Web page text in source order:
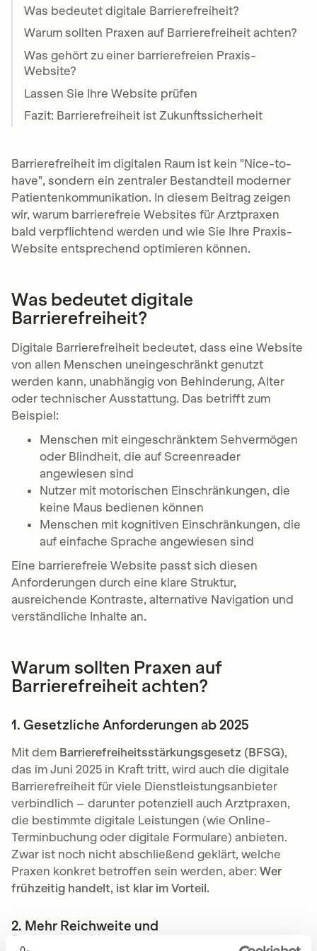
Basis mittlere vierstellige Beträge kosten – ist
aber eine Investition in Zukunftssicherheit.
Was bedeutet digitale Barrierefreiheit?
Warum sollten Praxen auf Barrierefreiheit achten?
Was gehört zu einer barrierefreien Praxis-
Website?
Lassen Sie Ihre Website prüfen
Fazit: Barrierefreiheit ist Zukunftssicherheit
Barrierefreiheit im digitalen Raum ist kein "Nice-to-
have", sondern ein zentraler Bestandteil moderner
Patientenkommunikation. In diesem Beitrag zeigen
wir, warum barrierefreie Websites für Arztpraxen
bald verpflichtend werden und wie Sie Ihre Praxis-
Website entsprechend optimieren können.
Was bedeutet digitale
Barrierefreiheit?
Digitale Barrierefreiheit bedeutet, dass eine Website
von allen Menschen uneingeschränkt genutzt
werden kann, unabhängig von Behinderung, Alter
oder technischer Ausstattung. Das betrifft zum
Beispiel:
Menschen mit eingeschränktem Sehvermögen
oder Blindheit, die auf Screenreader
angewiesen sind
Nutzer mit motorischen Einschränkungen, die
keine Maus bedienen können
Menschen mit kognitiven Einschränkungen, die
auf einfache Sprache angewiesen sind
Eine barrierefreie Website passt sich diesen
Anforderungen durch eine klare Struktur,
ausreichende Kontraste, alternative Navigation und
verständliche Inhalte an.
Warum sollten Praxen auf
Barrierefreiheit achten?
1. Gesetzliche Anforderungen ab 2025
Mit dem Barrierefreiheitsstärkungsgesetz (BFSG),
das im Juni 2025 in Kraft tritt, wird auch die digitale
Barrierefreiheit für viele Dienstleistungsanbieter
verbindlich – darunter potenziell auch Arztpraxen,
die bestimmte digitale Leistungen (wie Online-
Terminbuchung oder digitale Formulare) anbieten.
Zwar ist noch nicht abschließend geklärt, welche
Praxen konkret betroffen sein werden, aber: Wer
frühzeitig handelt, ist klar im Vorteil.
2. Mehr Reichweite und
Patientenzufriedenheit